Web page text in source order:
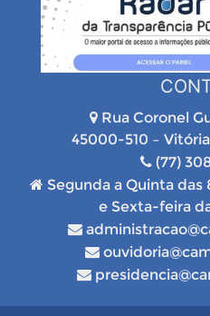
Rua Coronel
45000-510 –
(77)
Segunda a Quinta das
e Sexta-feira